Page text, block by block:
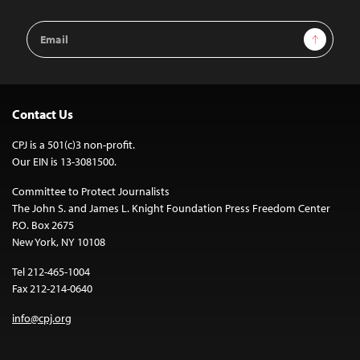
Email
Address
Sign Up
Contact Us
CPJ is a 501(c)3 non-profit.
Our EIN is 13-3081500.
Committee to Protect Journalists
The John S. and James L. Knight Foundation Press Freedom Center
P.O. Box 2675
New York, NY 10108
Tel 212-465-1004
Fax 212-214-0640
info@cpj.org